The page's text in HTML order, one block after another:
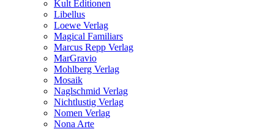
Kult Editionen
Libellus
Loewe Verlag
Magical Familiars
Marcus Repp Verlag
MarGravio
Mohlberg Verlag
Mosaik
Naglschmid Verlag
Nichtlustig Verlag
Nomen Verlag
Nona Arte